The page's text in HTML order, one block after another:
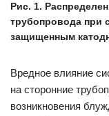
Рис. 1.
трубопровода при
защищенным
Вредное влияние
на сторонние
возникновения